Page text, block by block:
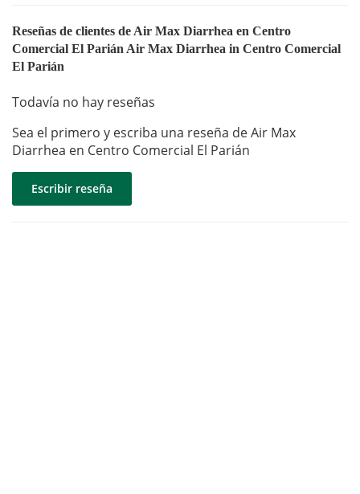
Reseñas de clientes de Air Max Diarrhea en Centro
Comercial El Parián Air Max Diarrhea in Centro Comercial
El Parián
Todavía no hay reseñas
Sea el primero y escriba una reseña de Air Max
Diarrhea en Centro Comercial El Parián
Escribir reseña